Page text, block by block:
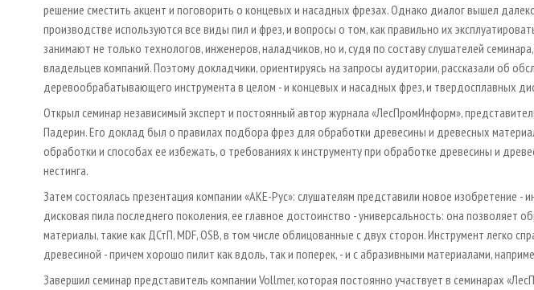
решение сместить акцент и поговорить о концевых и насадных фрезах. Однако диалог вышел
производстве используются все виды пил и фрез, и вопросы о том, как правильно их
занимают не только технологов, инженеров, наладчиков, но и, судя по составу слушателей
владельцев компаний. Поэтому докладчики, ориентируясь на запросы аудитории, рассказали об
деревообрабатывающего инструмента в целом - и концевых и насадных фрез, и твердосплавных
Открыл семинар независимый эксперт и постоянный автор журнала «ЛесПромИнформ»,
Падерин. Его доклад был о правилах подбора фрез для обработки древесины и древесных
обработки и способах ее избежать, о требованиях к инструменту при обработке древесины и
нестинга.
Затем состоялась презентация компании «АКЕ-Рус»: слушателям представили новое изобретение -
дисковая пила последнего поколения, ее главное достоинство - универсальность: она позволяет
материалы, такие как ДСтП, MDF, OSB, в том числе облицованные с двух сторон. Инструмент легко
древесиной - причем хорошо пилит как вдоль, так и поперек, - и с абразивными материалами,
Завершил семинар представитель компании Vollmer, которая постоянно участвует в семинарах